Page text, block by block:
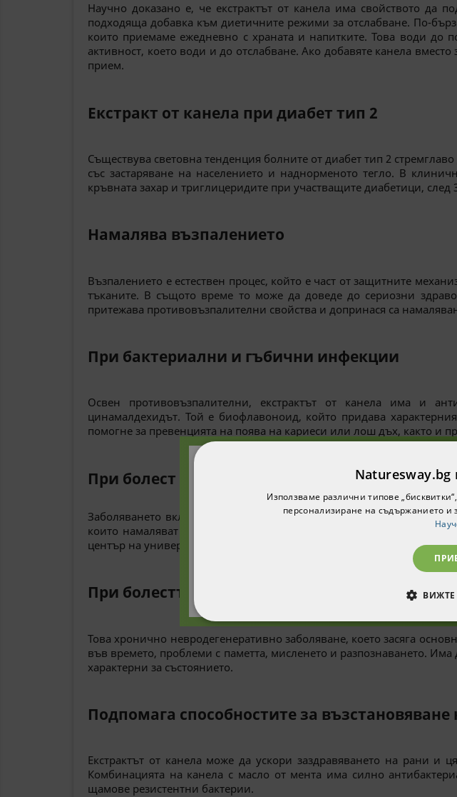
Научно доказано е, че екстрактът от канела има свойството да
подходяща добавка към диетичните режими за отслабване. По-
които приемаме ежедневно с храната и напитките. Това води до
активност, което води и до отслабване. Ако добавяте канела
прием.
Екстракт от канела при диабет тип 2
Съществува световна тенденция болните от диабет тип 2
със застаряване на населението и наднорменото тегло. В
кръвната захар и триглицеридите при участващите диабетици, след
Намалява възпалението
Възпалението е естествен процес, който е част от защитните
тъканите. В същото време то може да доведе до сериозни
притежава противовъзпалителни свойства и допринася са
При бактериални и гъбични инфекции
Освен противовъзпалителни, екстрактът от канела има и
цинамалдехидът. Той е биофлавоноид, който придава
помогне за превенцията на поява на кариеси или лош дъх, както и
При болест на Паркинсон
Заболяването включва симптоми като тремор и затруднение в
които намаляват негативните ефекти на симптомите, няма
център на университета „Ръш“ в Чикаго, открива, че цейлонската
При болестта на Алцхаймер
Това хронично невродегенеративно заболяване, което засяга
във времето, проблеми с паметта, мисленето и разпознаването.
характерни за състоянието.
Подпомага способностите за възстановяване
Екстрактът от канела може да ускори заздравяването на рани и
Комбинацията на канела с масло от мента има силно
щамове резистентни бактерии.
Абонирайте се за нашия
получите 10% намаление за
Naturesway.bg
Използваме различни типове
персонализиране на съдържанието и
СТРОГО НЕОБХОДИМИ
НЕКЛАСИФИЦИРАНИ